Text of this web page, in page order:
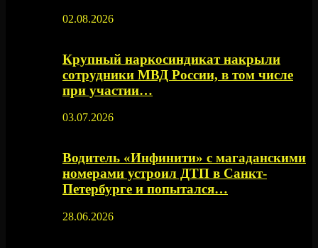
02.08.2026
Крупный наркосиндикат накрыли
сотрудники МВД России, в том числе
при участии…
03.07.2026
Водитель «Инфинити» с магаданскими
номерами устроил ДТП в Санкт-
Петербурге и попытался…
28.06.2026